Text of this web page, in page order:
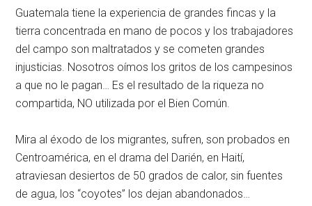
Guatemala tiene la experiencia de grandes fincas y la
tierra concentrada en mano de pocos y los trabajadores
del campo son maltratados y se cometen grandes
injusticias. Nosotros oímos los gritos de los campesinos
a que no le pagan… Es el resultado de la riqueza no
compartida, NO utilizada por el Bien Común.
Mira al éxodo de los migrantes, sufren, son probados en
Centroamérica, en el drama del Darién, en Haití,
atraviesan desiertos de 50 grados de calor, sin fuentes
de agua, los “coyotes” los dejan abandonados…